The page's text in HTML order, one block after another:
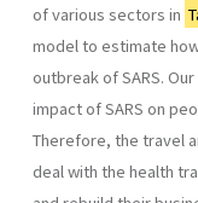
of various sectors in
model to estimate
outbreak of SARS.
impact of SARS on
Therefore, the travel
deal with the health